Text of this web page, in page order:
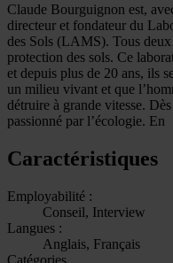
Claude Bourguignon est,
directeur et fondateur du
des Sols (LAMS). Tous deux
protection des sols. Ce
et depuis plus de 20 ans, ils
un milieu vivant et que
détruire à grande vitesse.
passionné par l’écologie. En
Caractéristiques
Employabilité :
Conseil, Interview
Langues :
Anglais, Français
Catégories